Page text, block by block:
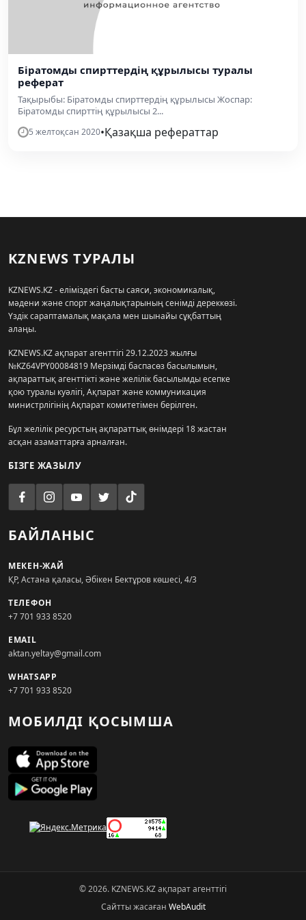
Біратомды спирттердің құрылысы туралы
реферат
Тақырыбы: Біратомды спирттердің құрылысы Жоспар:
Біратомды спирттің құрылысы 2...
5 желтоқсан 2020•Қазақша рефераттар
KZNEWS ТУРАЛЫ
KZNEWS.KZ - еліміздегі басты саяси, экономикалық,
мәдени және спорт жаңалықтарының сенімді дереккөзі.
Үздік сараптамалық мақала мен шынайы сұқбаттың
алаңы.
KZNEWS.KZ ақпарат агенттігі 29.12.2023 жылғы
№KZ64VPY00084819 Мерзімді баспасөз басылымын,
ақпараттық агенттікті және желілік басылымды есепке
қою туралы куәлігі, Ақпарат және коммуникация
министрлігінің Ақпарат комитетімен берілген.
Бұл желілік ресурстың ақпараттық өнімдері 18 жастан
асқан азаматтарға арналған.
БІЗГЕ ЖАЗЫЛУ
БАЙЛАНЫС
МЕКЕН-ЖАЙ
ҚР, Астана қаласы, Әбікен Бектұров көшесі, 4/3
ТЕЛЕФОН
+7 701 933 8520
EMAIL
aktan.yeltay@gmail.com
WHATSAPP
+7 701 933 8520
МОБИЛДІ ҚОСЫМША
© 2026. KZNEWS.KZ ақпарат агенттігі
Сайтты жасаған WebAudit